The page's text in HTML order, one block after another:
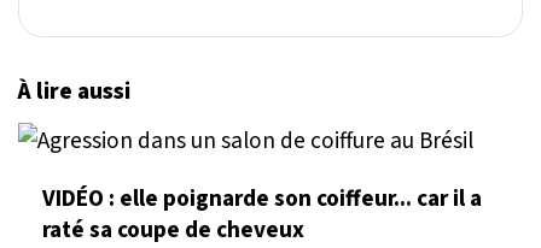
À lire aussi
VIDÉO : elle poignarde son coiffeur... car il a
raté sa coupe de cheveux